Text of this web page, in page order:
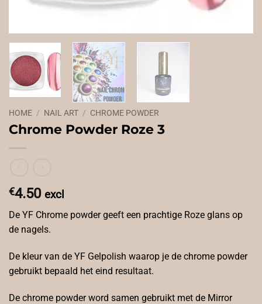
HOME / NAIL ART / CHROME POWDER
Chrome Powder Roze 3
€4.50 excl
De YF Chrome powder geeft een prachtige Roze glans op
de nagels.
De kleur van de YF Gelpolish waarop je de chrome powder
gebruikt bepaald het eind resultaat.
De chrome powder word samen gebruikt met de Mirror